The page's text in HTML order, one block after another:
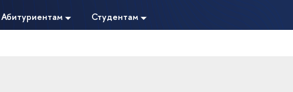
Абитуриентам Студентам